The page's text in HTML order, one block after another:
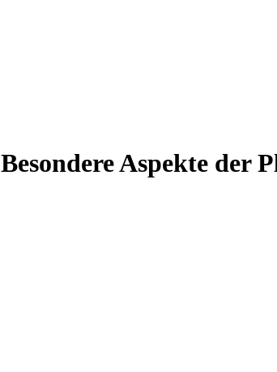
Besondere Aspekte der